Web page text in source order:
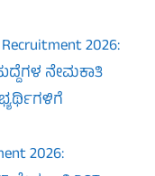
2026:
ನೇಮಕಾತಿ
2026: